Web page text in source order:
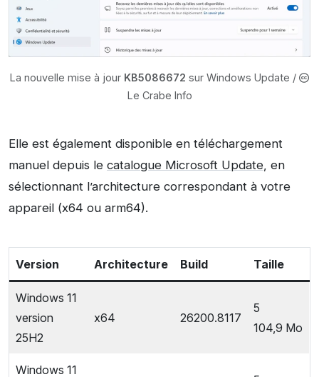
La nouvelle mise à jour KB5086672 sur Windows Update /
Le Crabe Info
Elle est également disponible en téléchargement
manuel depuis le catalogue Microsoft Update, en
sélectionnant l’architecture correspondant à votre
appareil (x64 ou arm64).
Version Architecture Build Taille
Windows 11
version
25H2
x64 26200.8117
5
104,9 Mo
Windows 11